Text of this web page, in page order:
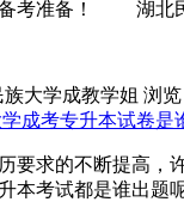
备考准备！ 湖北
大学成教学姐 浏览
成考专升本试卷是
要求的不断提高，
本考试都是谁出题